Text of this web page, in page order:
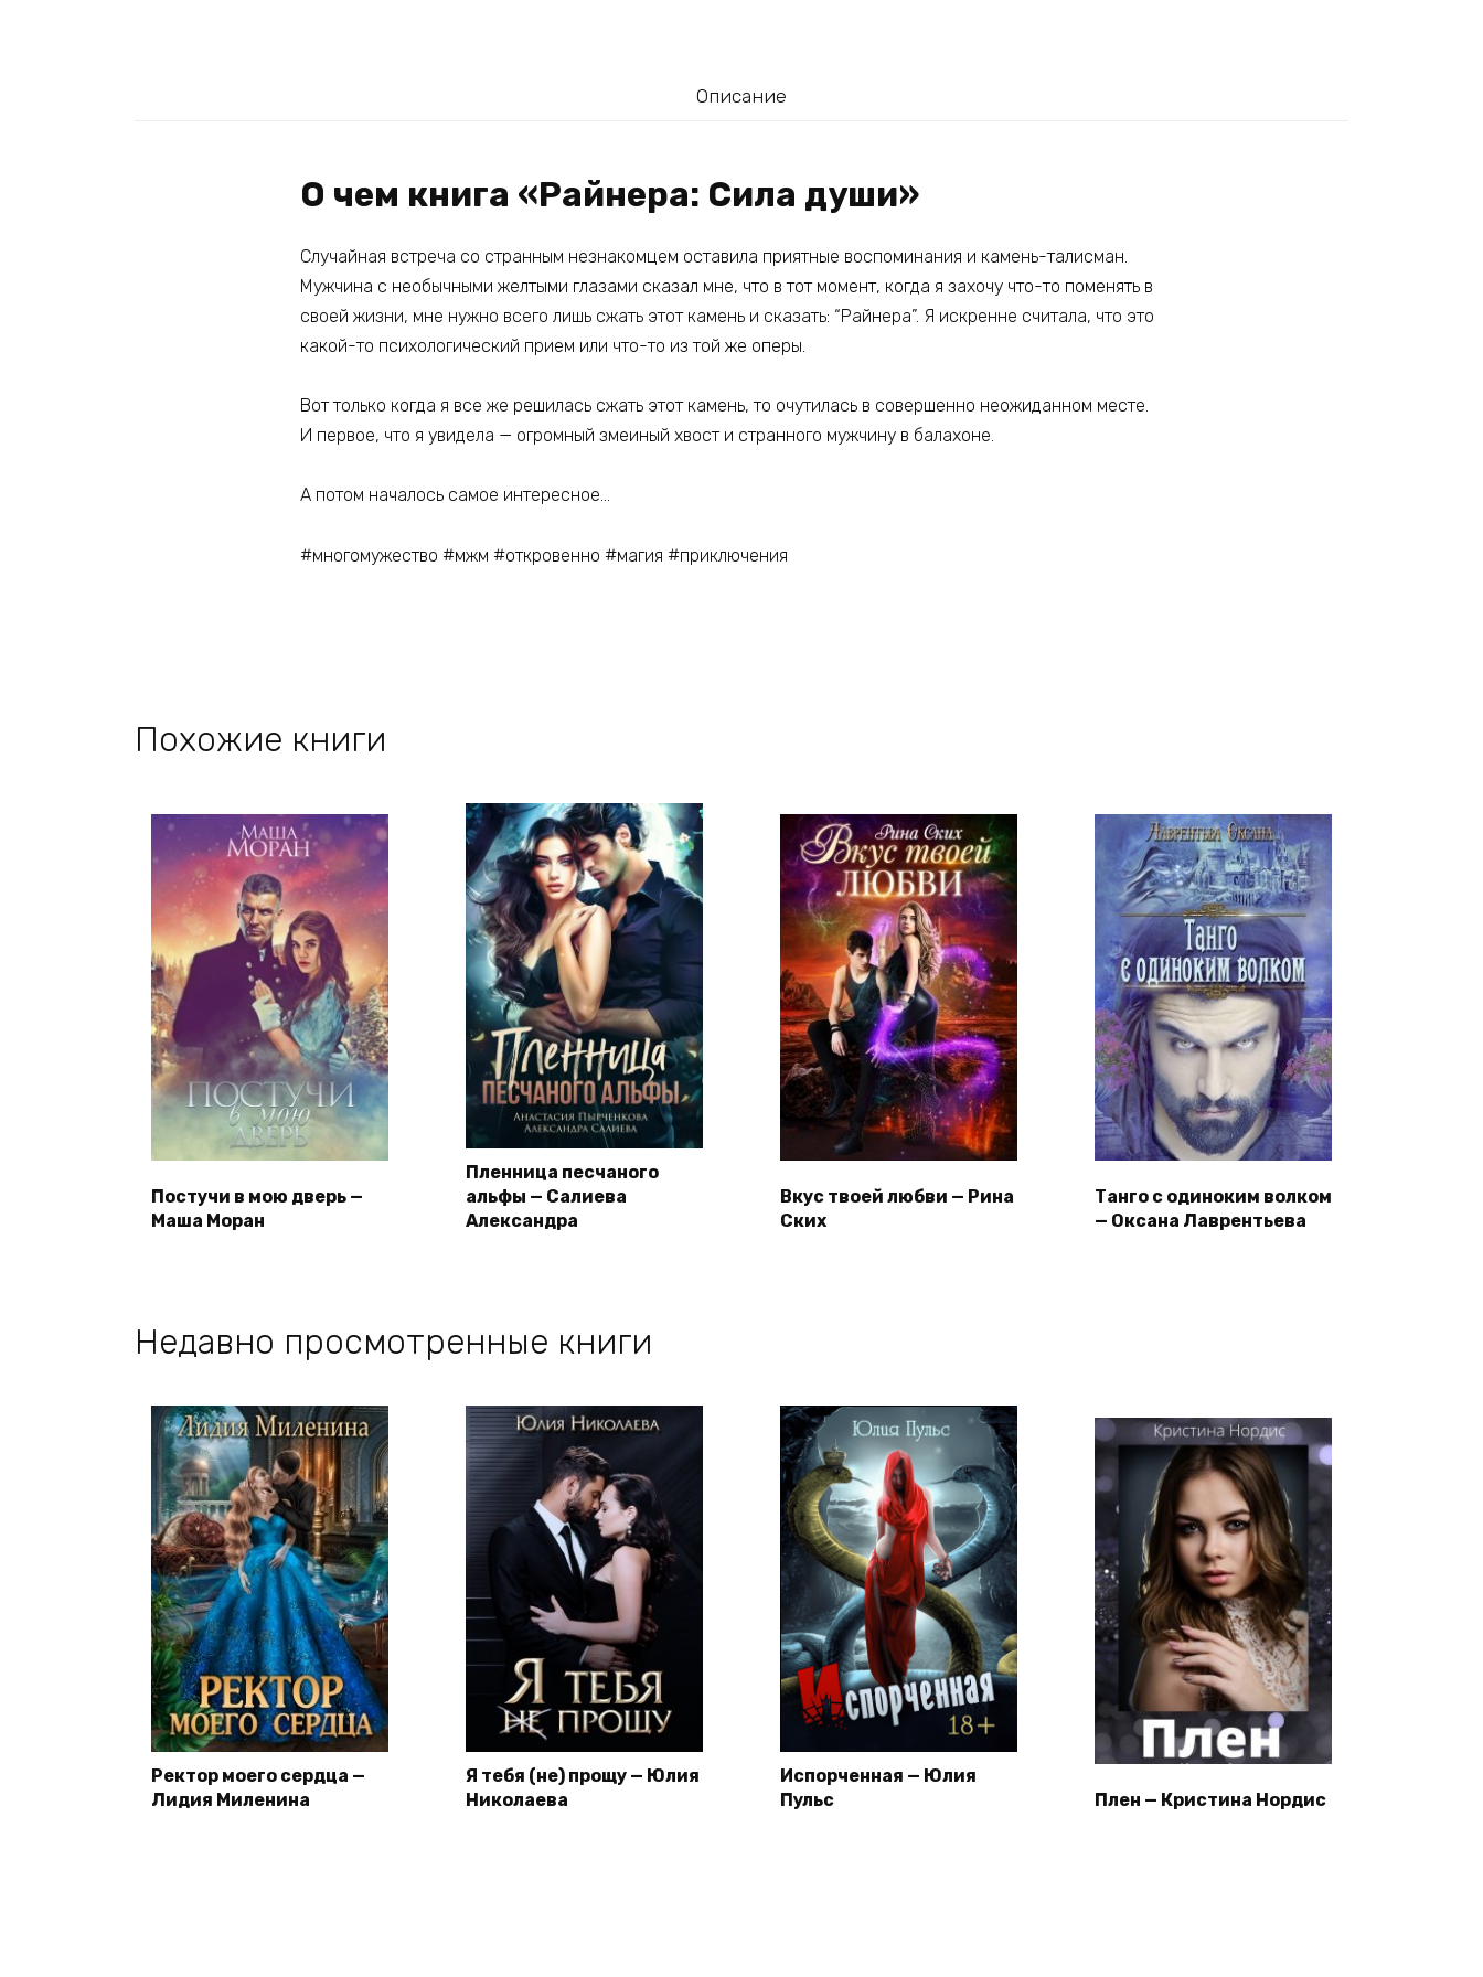
Описание
О чем книга «Райнера: Сила души»
Случайная встреча со странным незнакомцем оставила приятные воспоминания и камень-талисман.
Мужчина с необычными желтыми глазами сказал мне, что в тот момент, когда я захочу что-то поменять в
своей жизни, мне нужно всего лишь сжать этот камень и сказать: “Райнера”. Я искренне считала, что это
какой-то психологический прием или что-то из той же оперы.
Вот только когда я все же решилась сжать этот камень, то очутилась в совершенно неожиданном месте.
И первое, что я увидела — огромный змеиный хвост и странного мужчину в балахоне.
А потом началось самое интересное…
#многомужество #мжм #откровенно #магия #приключения
Похожие книги
Постучи в мою дверь —
Маша Моран
Пленница песчаного
альфы — Салиева
Александра
Вкус твоей любви — Рина
Ских
Танго с одиноким волком
— Оксана Лаврентьева
Недавно просмотренные книги
Ректор моего сердца —
Лидия Миленина
Я тебя (не) прощу — Юлия
Николаева
Испорченная — Юлия
Пульс
Плен — Кристина Нордис